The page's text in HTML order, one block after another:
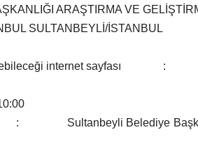
ARAŞTIRMA VE
İSTANBUL
internet sayfası :
: Sultanbeyli Belediye